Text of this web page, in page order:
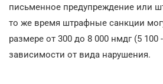
письменное предупреждение или
то же время штрафные санкции
размере от 300 до 8 000 нмдг (5 100
зависимости от вида нарушения.